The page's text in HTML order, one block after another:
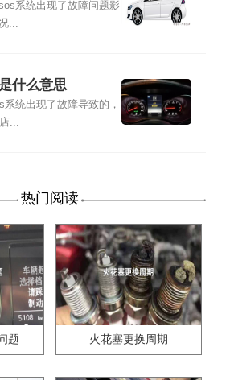
系统出现了故障问题影
...
什么意思
统出现了故障导致的，
...
热门阅读
题 火花塞更换周期